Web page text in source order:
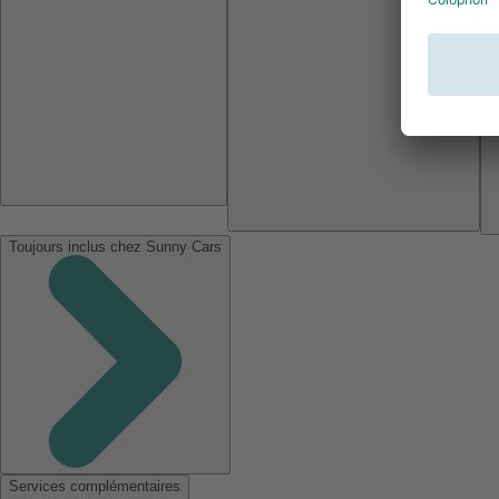
Toujours inclus chez Sunny Cars
Services complémentaires